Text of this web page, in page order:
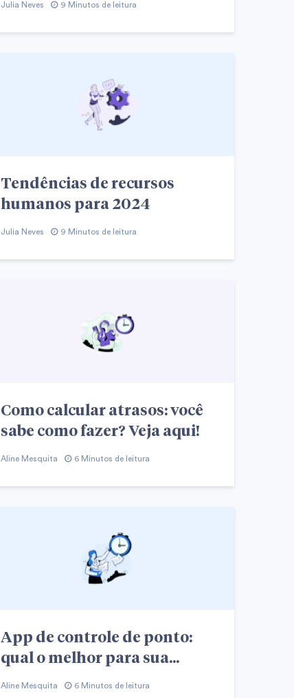
Julia Neves 9 Minutos de leitura
Tendências de recursos
humanos para 2024
Julia Neves 9 Minutos de leitura
Como calcular atrasos: você
sabe como fazer? Veja aqui!
Aline Mesquita 6 Minutos de leitura
App de controle de ponto:
qual o melhor para sua...
Aline Mesquita 6 Minutos de leitura